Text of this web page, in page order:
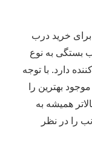
خرید درب
بستگی به نوع
دارد. با توجه
بهترین را
همیشه به
را در نظر